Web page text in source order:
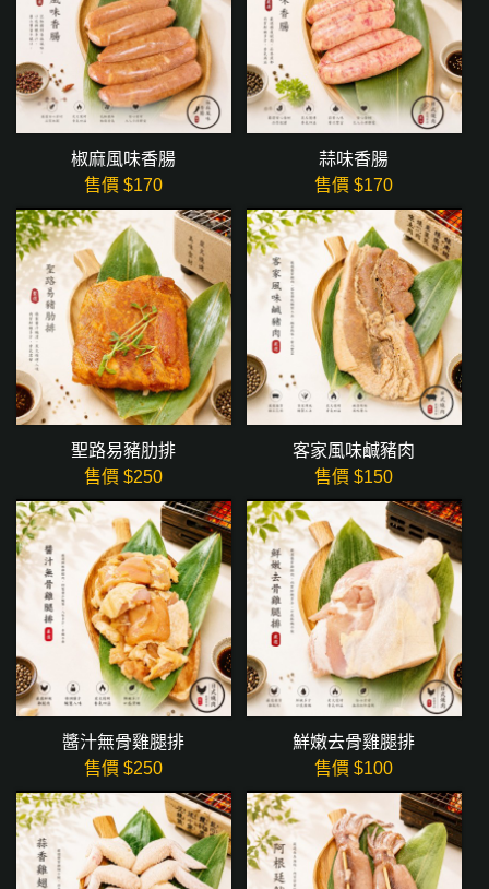
椒麻風味香腸
售價 $170
蒜味香腸
售價 $170
聖路易豬肋排
售價 $250
客家風味鹹豬肉
售價 $150
醬汁無骨雞腿排
售價 $250
鮮嫩去骨雞腿排
售價 $100